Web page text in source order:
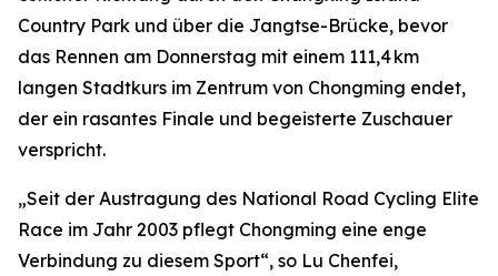
Country Park und über die Jangtse-Brücke, bevor
das Rennen am Donnerstag mit einem 111,4 km
langen Stadtkurs im Zentrum von Chongming endet,
der ein rasantes Finale und begeisterte Zuschauer
verspricht.
„Seit der Austragung des National Road Cycling Elite
Race im Jahr 2003 pflegt Chongming eine enge
Verbindung zu diesem Sport“, so Lu Chenfei,